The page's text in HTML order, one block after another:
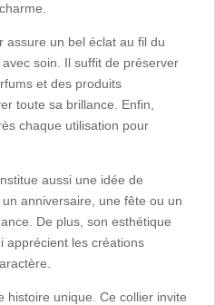
assure un bel éclat au fil du
soin. Il suffit de préserver
et des produits
toute sa brillance. Enfin,
chaque utilisation pour
aussi une idée de
anniversaire, une fête ou un
De plus, son esthétique
apprécient les créations
histoire unique. Ce collier invite